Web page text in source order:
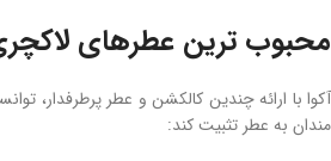
محبوب ‌ترین عطرهای
آکوا با ارائه چندین کالکشن و عطر پرطرفدار،
‌مندان به عطر تثبیت کند: